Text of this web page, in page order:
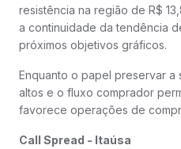
resistência na região de R$
a continuidade da tendência
próximos objetivos gráficos.
Enquanto o papel preservar a
altos e o fluxo comprador
favorece operações de
Call Spread - Itaúsa